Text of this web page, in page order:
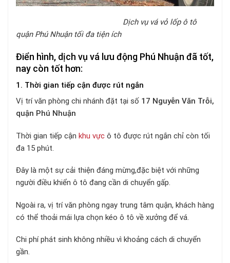
Dịch vụ vá vỏ lốp ô tô
quận Phú Nhuận tối đa tiện ích
Điển hình, dịch vụ vá lưu động Phú Nhuận đã tốt,
nay còn tốt hơn:
1. Thời gian tiếp cận được rút ngắn
Vị trí văn phòng chi nhánh đặt tại số 17 Nguyễn Văn Trỗi,
quận Phú Nhuận
Thời gian tiếp cận khu vực ô tô được rút ngắn chỉ còn tối
đa 15 phút.
Đây là một sự cải thiện đáng mừng,đặc biệt với những
người điều khiển ô tô đang cần di chuyển gấp.
Ngoài ra, vị trí văn phòng ngay trung tâm quận, khách hàng
có thể thoải mái lựa chọn kéo ô tô về xưởng để vá.
Chi phí phát sinh không nhiều vì khoảng cách di chuyển
gần.